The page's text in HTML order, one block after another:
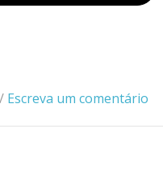
/ Escreva um comentário